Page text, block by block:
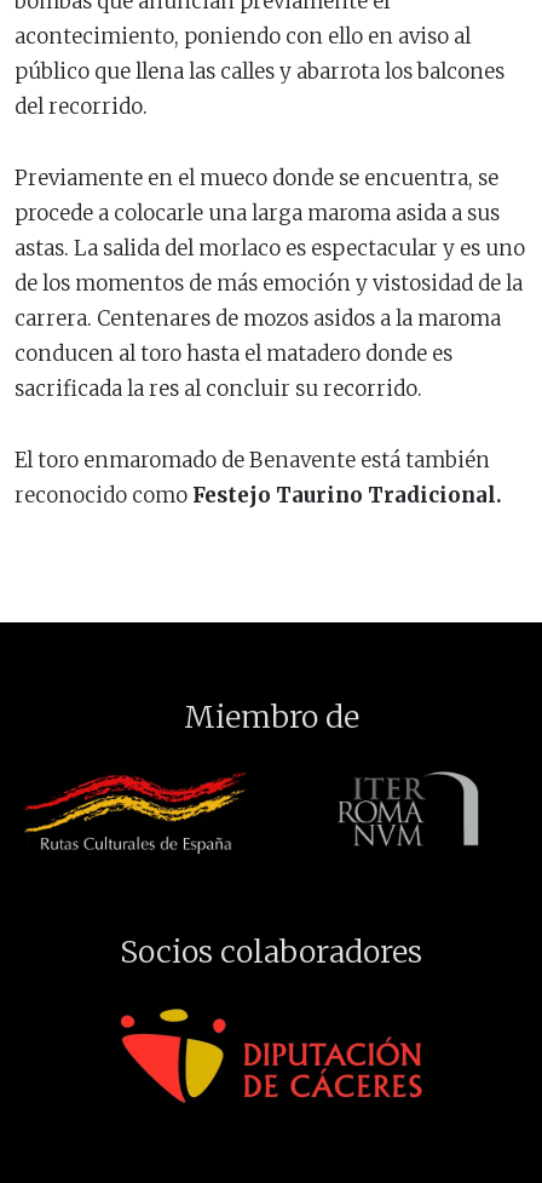
acontecimiento, poniendo con ello en aviso al
público que llena las calles y abarrota los balcones
del recorrido.
Previamente en el mueco donde se encuentra, se
procede a colocarle una larga maroma asida a sus
astas. La salida del morlaco es espectacular y es uno
de los momentos de más emoción y vistosidad de la
carrera. Centenares de mozos asidos a la maroma
conducen al toro hasta el matadero donde es
sacrificada la res al concluir su recorrido.
El toro enmaromado de Benavente está también
reconocido como Festejo Taurino Tradicional.
Miembro de
Socios colaboradores